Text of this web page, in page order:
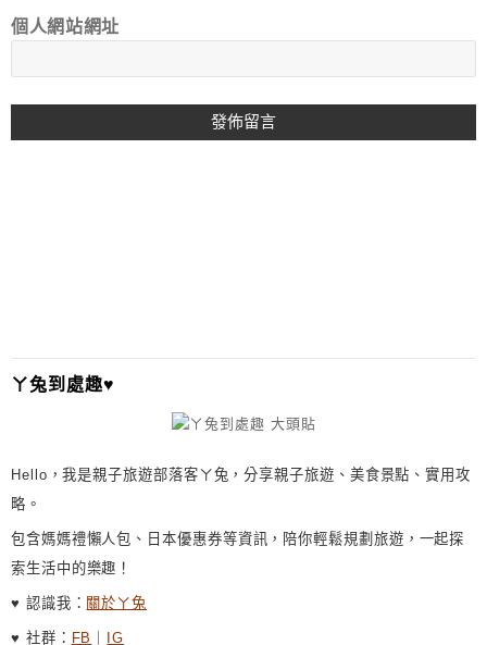
個人網站網址
I
V
ㄚ兔到處趣♥
Hello，我是親子旅遊部落客ㄚ兔，分享親子旅遊、美食景點、實用攻
略。
包含媽媽禮懶人包、日本優惠券等資訊，陪你輕鬆規劃旅遊，一起探
索生活中的樂趣！
♥ 認識我： 關於ㄚ兔
♥ 社群： FB IG